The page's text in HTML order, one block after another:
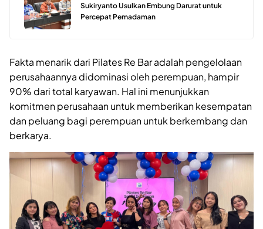
Sukiryanto Usulkan Embung Darurat untuk
Percepat Pemadaman
Fakta menarik dari Pilates Re Bar adalah pengelolaan
perusahaannya didominasi oleh perempuan, hampir
90% dari total karyawan. Hal ini menunjukkan
komitmen perusahaan untuk memberikan kesempatan
dan peluang bagi perempuan untuk berkembang dan
berkarya.